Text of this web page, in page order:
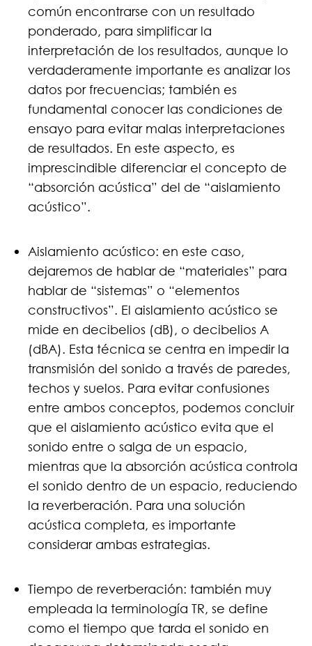
común encontrarse con un resultado
ponderado, para simplificar la
interpretación de los resultados, aunque lo
verdaderamente importante es analizar los
datos por frecuencias; también es
fundamental conocer las condiciones de
ensayo para evitar malas interpretaciones
de resultados. En este aspecto, es
imprescindible diferenciar el concepto de
“absorción acústica” del de “aislamiento
acústico”.
Aislamiento acústico: en este caso,
dejaremos de hablar de “materiales” para
hablar de “sistemas” o “elementos
constructivos”. El aislamiento acústico se
mide en decibelios (dB), o decibelios A
(dBA). Esta técnica se centra en impedir la
transmisión del sonido a través de paredes,
techos y suelos. Para evitar confusiones
entre ambos conceptos, podemos concluir
que el aislamiento acústico evita que el
sonido entre o salga de un espacio,
mientras que la absorción acústica controla
el sonido dentro de un espacio, reduciendo
la reverberación. Para una solución
acústica completa, es importante
considerar ambas estrategias.
Tiempo de reverberación: también muy
empleada la terminología TR, se define
como el tiempo que tarda el sonido en